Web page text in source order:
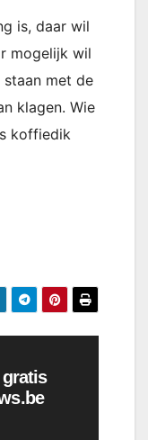
is, daar wil
mogelijk wil
met de
klagen. Wie
koffiedik